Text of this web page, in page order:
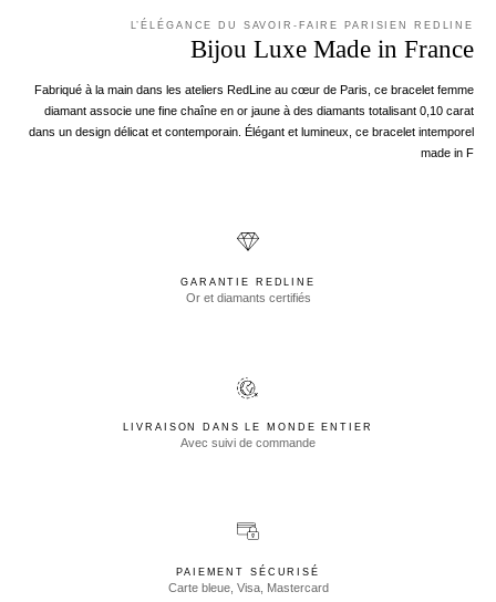
L’ÉLÉGANCE DU SAVOIR-FAIRE PARISIEN REDLINE
Bijou Luxe Made in France
Fabriqué à la main dans les ateliers RedLine au cœur de Paris, ce bracelet femme
diamant associe une fine chaîne en or jaune à des diamants totalisant 0,10 carat
dans un design délicat et contemporain. Élégant et lumineux, ce bracelet intemporel
made in F
GARANTIE REDLINE
Or et diamants certifiés
LIVRAISON DANS LE MONDE ENTIER
Avec suivi de commande
PAIEMENT SÉCURISÉ
Carte bleue, Visa, Mastercard